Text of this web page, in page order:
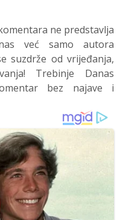
ne predstavlja
već samo autora
suzdrže od vrijeđanja,
Trebinje Danas
bez najave i